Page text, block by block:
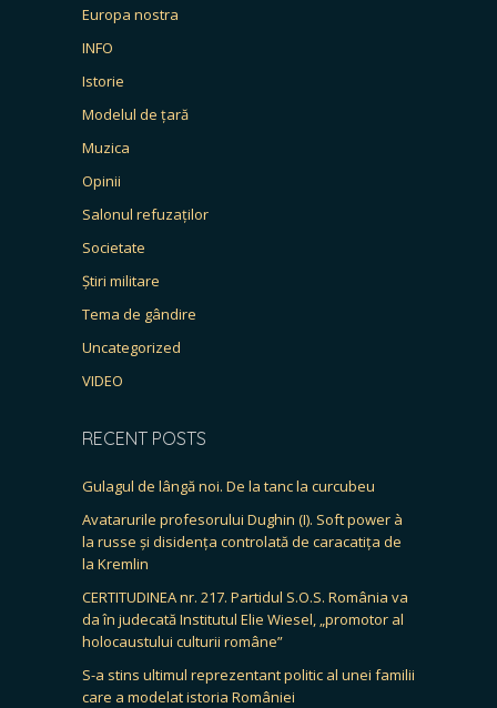
Europa nostra
INFO
Istorie
Modelul de țară
Muzica
Opinii
Salonul refuzaților
Societate
Știri militare
Tema de gândire
Uncategorized
VIDEO
RECENT POSTS
Gulagul de lângă noi. De la tanc la curcubeu
Avatarurile profesorului Dughin (I). Soft power à
la russe și disidența controlată de caracatița de
la Kremlin
CERTITUDINEA nr. 217. Partidul S.O.S. România va
da în judecată Institutul Elie Wiesel, „promotor al
holocaustului culturii române”
S-a stins ultimul reprezentant politic al unei familii
care a modelat istoria României